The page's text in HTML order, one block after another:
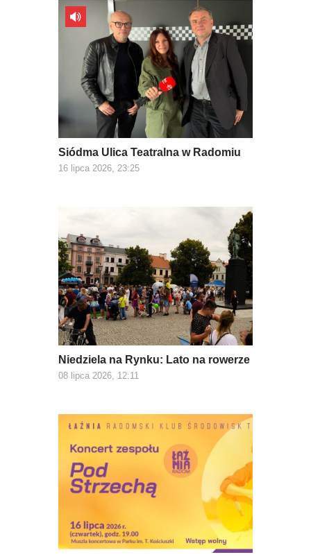
Siódma Ulica Teatralna w Radomiu
16 lipca 2026, 23:25
Niedziela na Rynku: Lato na rowerze
08 lipca 2026, 12:11